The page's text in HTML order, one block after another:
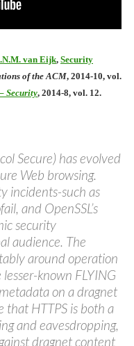
van Eijk, Security
of the ACM, 2014-10, vol.
Security, 2014-8, vol. 12.
Secure) has evolved
Web browsing.
incidents-such as
and OpenSSL’s
security
audience. The
around operation
known FLYING
on a dragnet
that HTTPS is both a
and eavesdropping,
dragnet content